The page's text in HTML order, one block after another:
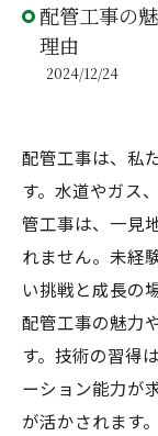
配管工事の
理由
2024/12/24
配管工事は、私
す。水道やガス
管工事は、一見
れません。未経
い挑戦と成長の
配管工事の魅力
す。技術の習得
ーション能力が
が活かされます